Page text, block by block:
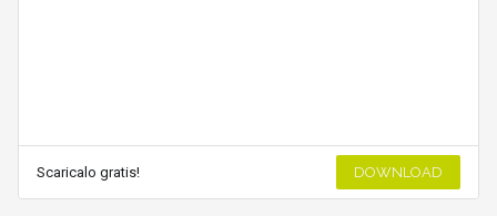
Scaricalo gratis! DOWNLOAD